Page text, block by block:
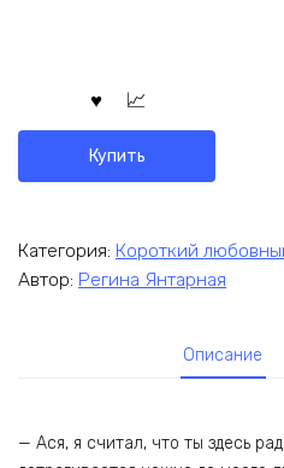
Купить
Категория: Короткий
Автор: Регина Янтарная
Описание
— Ася, я считал, что ты здесь